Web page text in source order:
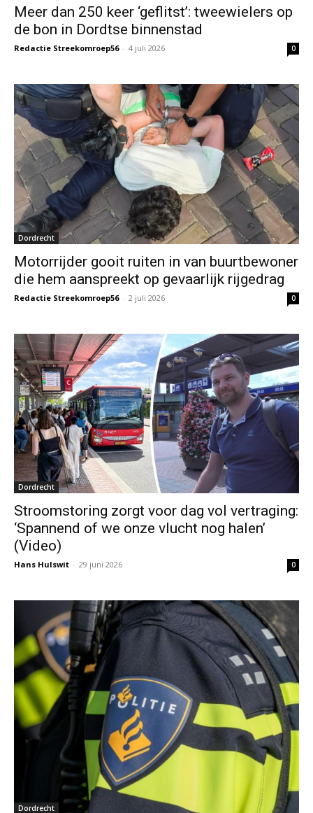
Meer dan 250 keer ‘geflitst’: tweewielers op
de bon in Dordtse binnenstad
Redactie Streekomroep56 - 4 juli 2026 0
Dordrecht
Motorrijder gooit ruiten in van buurtbewoner
die hem aanspreekt op gevaarlijk rijgedrag
Redactie Streekomroep56 - 2 juli 2026 0
Dordrecht
Stroomstoring zorgt voor dag vol vertraging:
‘Spannend of we onze vlucht nog halen’
(Video)
Hans Hulswit - 29 juni 2026 0
Dordrecht